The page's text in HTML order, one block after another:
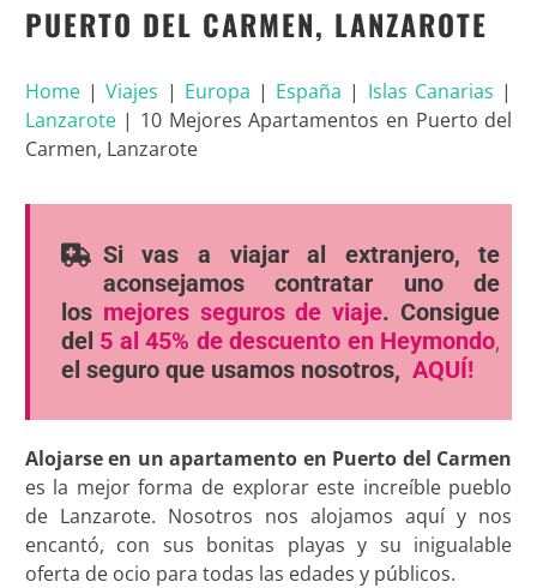
PUERTO DEL CARMEN, LANZAROTE
Home|Viajes | Europa | España | Islas Canarias |
Lanzarote| 10 Mejores Apartamentos en Puerto del
Carmen, Lanzarote
Si vas a viajar al extranjero, te
aconsejamos contratar uno de
los mejores seguros de viaje. Consigue
del 5 al 45% de descuento en Heymondo,
el seguro que usamos nosotros, AQUÍ!
Alojarse en un apartamento en Puerto del Carmen
es la mejor forma de explorar este increíble pueblo
de Lanzarote. Nosotros nos alojamos aquí y nos
encantó, con sus bonitas playas y su inigualable
oferta de ocio para todas las edades y públicos.